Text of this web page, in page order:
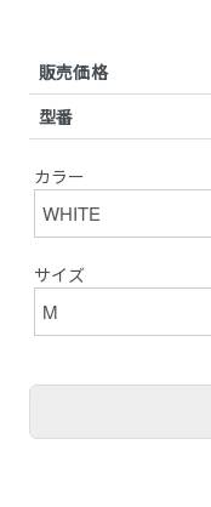
販売価格
型番
カラー
サイズ